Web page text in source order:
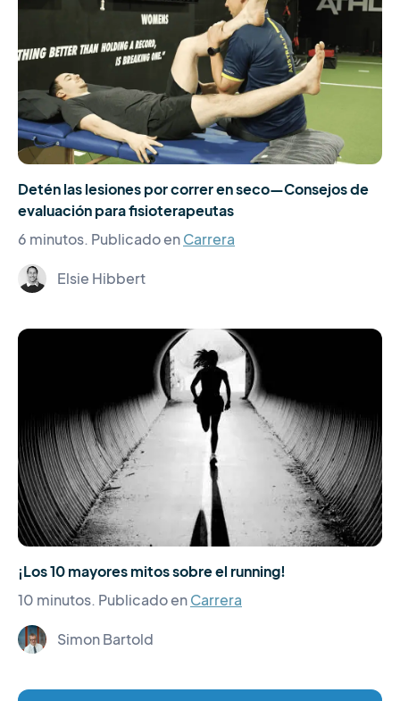
Detén las lesiones por correr en seco—Consejos de
evaluación para fisioterapeutas
6 minutos. Publicado enCarrera
Elsie Hibbert
¡Los 10 mayores mitos sobre el running!
10 minutos. Publicado enCarrera
Simon Bartold